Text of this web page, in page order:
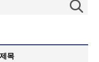
제목